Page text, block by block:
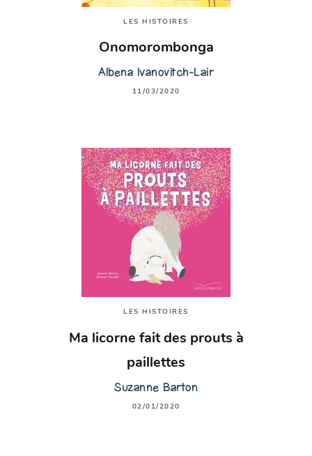
LES HISTOIRES
Onomorombonga
Albena Ivanovitch-Lair
11/03/2020
LES HISTOIRES
Ma licorne fait des prouts à
paillettes
Suzanne Barton
02/01/2020